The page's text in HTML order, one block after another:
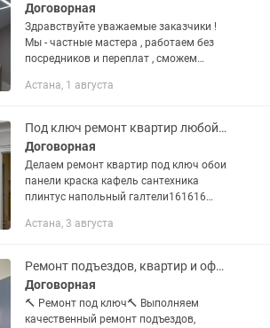
Договорная
Здравствуйте уважаемые заказчики !
Мы - частные мастера , работаем без
посредников и переплат , сможем
недорогим ценам : Комплексный
Астана, 1 августа
Под ключ ремонт квартир любой сложности
Договорная
Делаем ремонт квартир под ключ обои
панели краска кафель сантехника
плинтус напольный галтели161616
Астана, 3 августа
Ремонт подъездов, квартир и офисов!
Договорная
🔨 Ремонт под ключ🔨 Выполняем
качественный ремонт подъездов,